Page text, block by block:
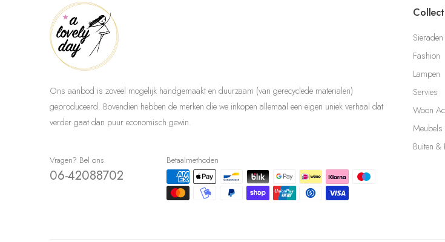
Ons aanbod is zoveel mogelijk handgemaakt en duurzaam (van gerecyclede materialen)
geproduceerd. Bovendien hebben de merken die we inkopen allemaal een eigen uniek verhaal dat
verder gaat dan puur economisch gewin.
Vragen? Bel ons
06-42088702
Betaalmethoden
Sieraden
Fashion
Lampen
Servies
Woon
Meubels
Buiten &